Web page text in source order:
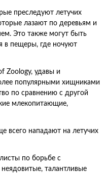
преследуют летучих
лазают по деревьям и
Это также могут быть
в пещеры, где ночуют
Zoology, удавы и
популярными хищниками
по сравнению с другой
млекопитающие,
всего нападают на летучих
по борьбе с
талантливые